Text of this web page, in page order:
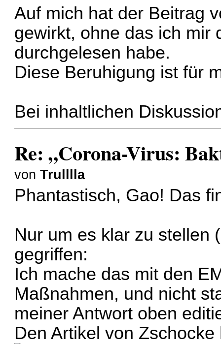
Auf mich hat der Beitrag
gewirkt, ohne das ich mir
durchgelesen habe.
Diese Beruhigung ist für
Bei inhaltlichen
Re: „Corona-Virus:
vonTrulllla
Phantastisch, Gao! Das
Nur um es klar zu stellen
gegriffen:
Ich mache das mit den
Maßnahmen, und nicht
meiner Antwort oben
Den Artikel von